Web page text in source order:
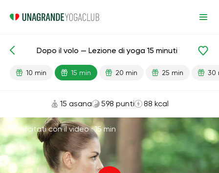
Lezioni pronte Viaggio
Dopo il volo — Lezione di yoga 15 minuti
10 min 15 min 20 min 25 min 30
15 asana 598 punti 88 kcal
Esercitati con il video ·15 min